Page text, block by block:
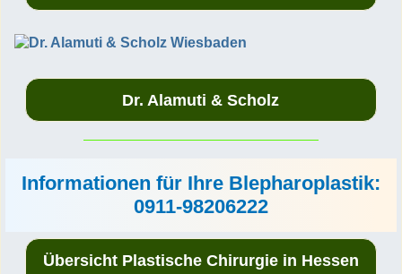
Dr. Alamuti & Scholz
Informationen für Ihre Blepharoplastik:
0911-98206222
Übersicht Plastische Chirurgie in Hessen